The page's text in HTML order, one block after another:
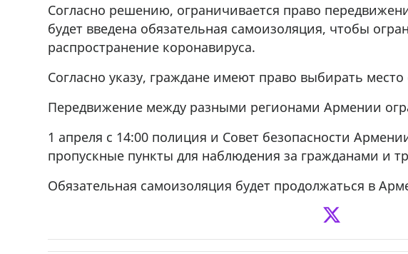
Согласно решению, ограничивается право
будет введена обязательная самоизоляция, чтобы
распространение коронавируса.
Согласно указу, граждане имеют право выбирать
Передвижение между разными регионами Армении
1 апреля с 14:00 полиция и Совет безопасности
пропускные пункты для наблюдения за гражданами и
Обязательная самоизоляция будет продолжаться в
30 57
Продается соль оптом и в розницу в
мешках, 500 22 47 42